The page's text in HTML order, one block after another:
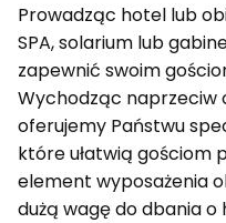
Prowadząc hotel lub
SPA, solarium lub
zapewnić swoim
Wychodząc naprzeciw
oferujemy Państwu
które ułatwią gościom
element wyposażenia
dużą wagę do dbania o